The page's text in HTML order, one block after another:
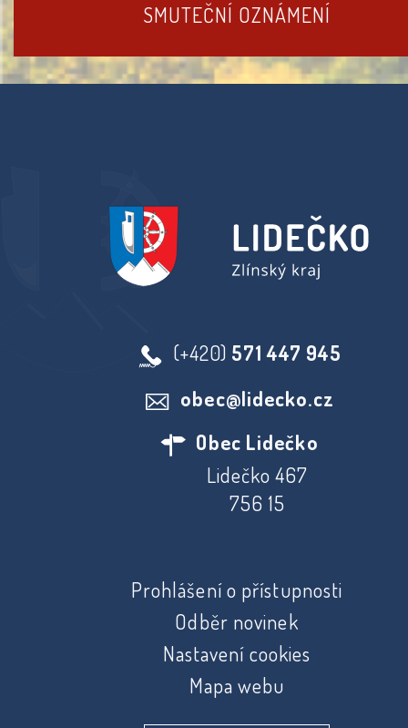
SMUTEČNÍ OZNÁMENÍ
(+420) 571 447 945
obec@lidecko.cz
Obec Lidečko
Lidečko 467
756 15
Prohlášení o přístupnosti
Odběr novinek
Nastavení cookies
Mapa webu